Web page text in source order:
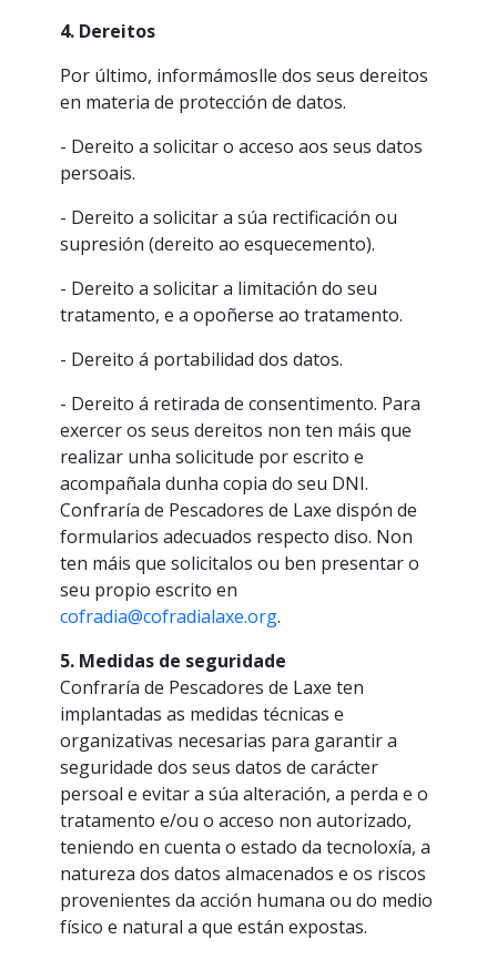
4. Dereitos
Por último, informámoslle dos seus dereitos
en materia de protección de datos.
- Dereito a solicitar o acceso aos seus datos
persoais.
- Dereito a solicitar a súa rectificación ou
supresión (dereito ao esquecemento).
- Dereito a solicitar a limitación do seu
tratamento, e a opoñerse ao tratamento.
- Dereito á portabilidad dos datos.
- Dereito á retirada de consentimento. Para
exercer os seus dereitos non ten máis que
realizar unha solicitude por escrito e
acompañala dunha copia do seu DNI.
Confraría de Pescadores de Laxe dispón de
formularios adecuados respecto diso. Non
ten máis que solicitalos ou ben presentar o
seu propio escrito en
cofradia@cofradialaxe.org.
5. Medidas de seguridade
Confraría de Pescadores de Laxe ten
implantadas as medidas técnicas e
organizativas necesarias para garantir a
seguridade dos seus datos de carácter
persoal e evitar a súa alteración, a perda e o
tratamento e/ou o acceso non autorizado,
teniendo en cuenta o estado da tecnoloxía, a
natureza dos datos almacenados e os riscos
provenientes da acción humana ou do medio
físico e natural a que están expostas.